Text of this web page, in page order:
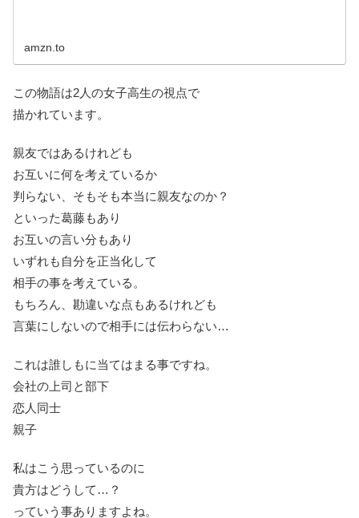
amzn.to
この物語は2人の女子高生の視点で
描かれています。
親友ではあるけれども
お互いに何を考えているか
判らない、そもそも本当に親友なのか？
といった葛藤もあり
お互いの言い分もあり
いずれも自分を正当化して
相手の事を考えている。
もちろん、勘違いな点もあるけれども
言葉にしないので相手には伝わらない…
これは誰しもに当てはまる事ですね。
会社の上司と部下
恋人同士
親子
私はこう思っているのに
貴方はどうして…？
っていう事ありますよね。